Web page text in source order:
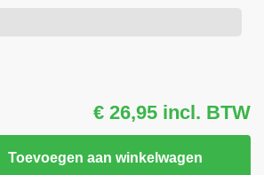
€ 26,95 incl. BTW
Toevoegen aan winkelwagen